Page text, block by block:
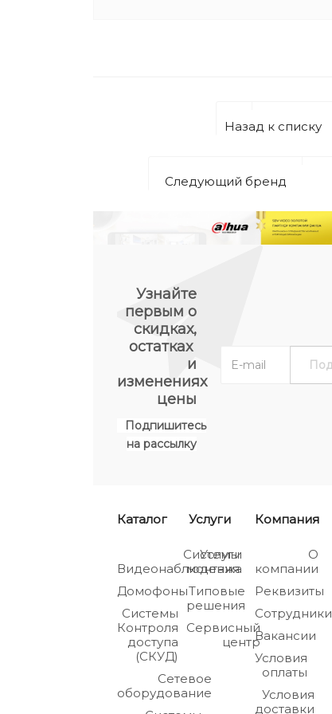
Назад к списку
Следующий бренд
Узнайте
первым о
скидках,
остатках
и
изменениях
цены
Подпишитесь
на рассылку
Каталог
Системы
Видеонаблюдения
Домофоны
Системы
Контроля
доступа
(СКУД)
Сетевое
оборудование
Услуги
Услуги
монтажа
Типовые
решения
Сервисный
центр
Компания
О
компании
Реквизиты
Сотрудники
Вакансии
Условия
оплаты
Условия
доставки